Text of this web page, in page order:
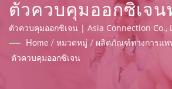
ตัวควบคุมออกซิเจน
แพทย์ | เครื่องช่วย
มือออกแบบตามหลัก
สรีรศาสตร์ BVMs |
ตัวควบคุมออกซิเจน | Asia Connection Co.,
ผลิตภัณฑ์ทางการแพทย์ฉุกเฉินและการดูแลที่บ้
FDA, ISO 9001, ISO 13485 และใบรับรอง CE
(EU) 2017/745) พร้อมกับความสามารถในกา
Home / หมวดหมู่ / ผลิตภัณฑ์ทางการแพ
ตัวควบคุมออกซิเจน